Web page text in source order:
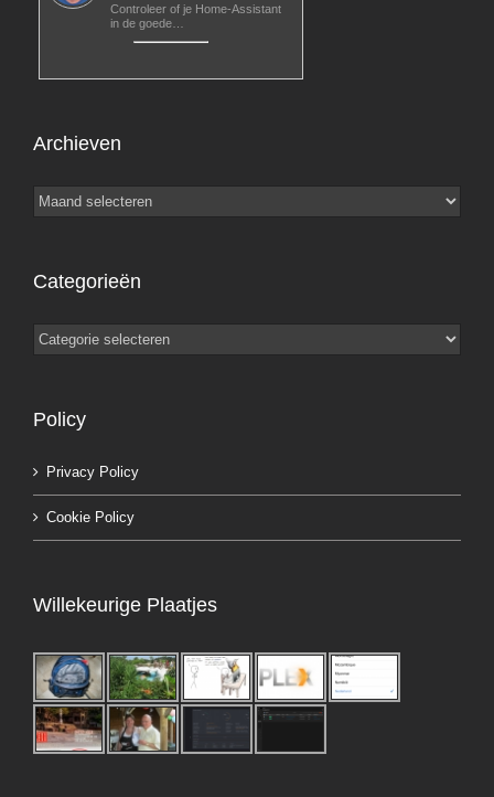
Controleer of je Home-Assistant
in de goede…
Archieven
Archieven
Categorieën
Categorieën
Policy
Privacy Policy
Cookie Policy
Willekeurige Plaatjes